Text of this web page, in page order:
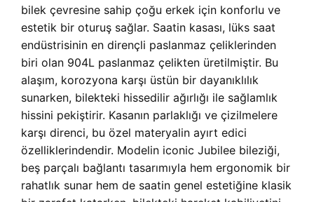
bilek çevresine sahip çoğu erkek için konforlu ve
estetik bir oturuş sağlar. Saatin kasası, lüks saat
endüstrisinin en dirençli paslanmaz çeliklerinden
biri olan 904L paslanmaz çelikten üretilmiştir. Bu
alaşım, korozyona karşı üstün bir dayanıklılık
sunarken, bilekteki hissedilir ağırlığı ile sağlamlık
hissini pekiştirir. Kasanın parlaklığı ve çizilmelere
karşı direnci, bu özel materyalin ayırt edici
özelliklerindendir. Modelin iconic Jubilee bileziği,
beş parçalı bağlantı tasarımıyla hem ergonomik bir
rahatlık sunar hem de saatin genel estetiğine klasik